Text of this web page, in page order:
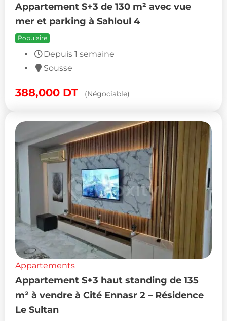
Appartement S+3 de 130 m² avec vue
mer et parking à Sahloul 4
Populaire
Depuis 1 semaine
Sousse
388,000 DT (Négociable)
Appartements
Appartement S+3 haut standing de 135
m² à vendre à Cité Ennasr 2 – Résidence
Le Sultan